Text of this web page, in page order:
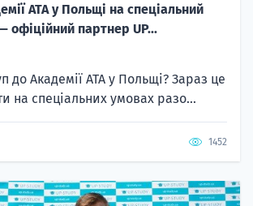
ATA у Польщі на спеціальний
офіційний партнер UP...
до Академії ATA у Польщі? Зараз це
на спеціальних умовах разо...
1452